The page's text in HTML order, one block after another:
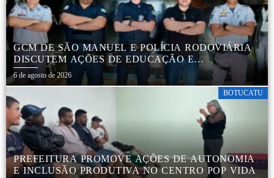
GCM DE SÃO MANUEL E POLÍCIA RODOVIÁRIA
DISCUTEM AÇÕES DE EDUCAÇÃO E
SEGURANÇA NO TRÂNSITO
6 de agosto de 2026
BOTUCATU
PREFEITURA PROMOVE AÇÕES DE AUTONOMIA
E INCLUSÃO PRODUTIVA NO CENTRO POP VIDA